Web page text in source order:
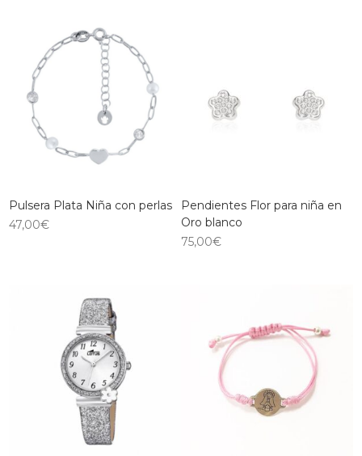
Pulsera Plata Niña con perlas
47,00€
Pendientes Flor para niña en
Oro blanco
75,00€